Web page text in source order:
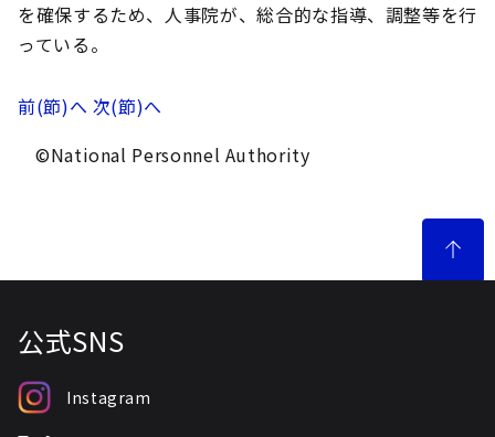
を確保するため、人事院が、総合的な指導、調整等を行
っている。
前(節)へ 次(節)へ
©National Personnel Authority
公式SNS
Instagram